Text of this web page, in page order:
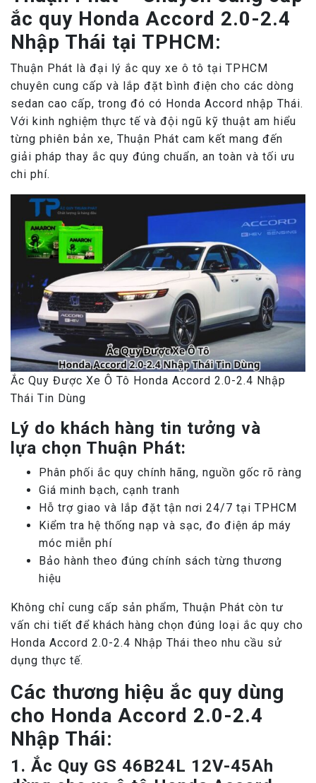
ắc quy Honda Accord 2.0-2.4
Nhập Thái tại TPHCM:
Thuận Phát là đại lý ắc quy xe ô tô tại TPHCM
chuyên cung cấp và lắp đặt bình điện cho các dòng
sedan cao cấp, trong đó có Honda Accord nhập Thái.
Với kinh nghiệm thực tế và đội ngũ kỹ thuật am hiểu
từng phiên bản xe, Thuận Phát cam kết mang đến
giải pháp thay ắc quy đúng chuẩn, an toàn và tối ưu
chi phí.
Ắc Quy Được Xe Ô Tô Honda Accord 2.0-2.4 Nhập
Thái Tin Dùng
Lý do khách hàng tin tưởng và
lựa chọn Thuận Phát:
Phân phối ắc quy chính hãng, nguồn gốc rõ ràng
Giá minh bạch, cạnh tranh
Hỗ trợ giao và lắp đặt tận nơi 24/7 tại TPHCM
Kiểm tra hệ thống nạp và sạc, đo điện áp máy
móc miễn phí
Bảo hành theo đúng chính sách từng thương
hiệu
Không chỉ cung cấp sản phẩm, Thuận Phát còn tư
vấn chi tiết để khách hàng chọn đúng loại ắc quy cho
Honda Accord 2.0-2.4 Nhập Thái theo nhu cầu sử
dụng thực tế.
Các thương hiệu ắc quy dùng
cho Honda Accord 2.0-2.4
Nhập Thái:
1. Ắc Quy GS 46B24L 12V-45Ah